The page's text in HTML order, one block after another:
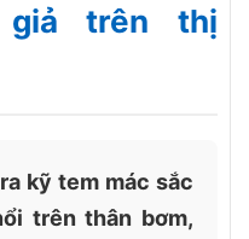
giả trên thị
kỹ tem mác sắc
trên thân bơm,